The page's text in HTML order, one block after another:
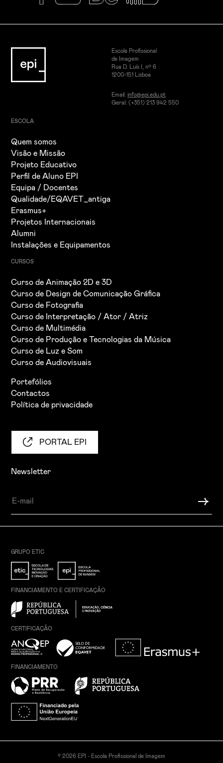
Escola Profissional
de Imagem
Rua D. Luís I, nº 6
1200-151 Lisboa
Email: info@epi.edu.pt
Geral: (+351) 213 942 550
ESCOLA
Quem somos
Visão e Missão
Projeto Educativo
Perfil de Aluno EPI
Equipa / Docentes
Qualidade/EQAVET_antiga
Erasmus+
Projetos Internacionais
Alumni
Instalações e Equipamentos
CURSOS
Curso de Animação 2D e 3D
Curso de Design de Comunicação Gráfica
Curso de Fotografia
Curso de Interpretação / Ator / Atriz
Curso de Multimédia
Curso de Produção e Tecnologias da Música
Curso de Luz e Som
Curso de Audiovisuais
Portefólios
Contactos
Política de privacidade
PORTAL EPI
Newsletter
GRUPO ETIC
FINANCIAMENTO E CERTIFICAÇÃO
CERTIFICAÇÃO
FINANCIAMENTO
© 2026 EPI - Escola Profissional de Imagem